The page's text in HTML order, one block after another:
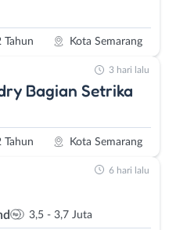
Tahun Kota Semarang
Bagian Setrika
Tahun Kota Semarang
3 hari lalu
3,5 - 3,7 Juta
6 hari lalu